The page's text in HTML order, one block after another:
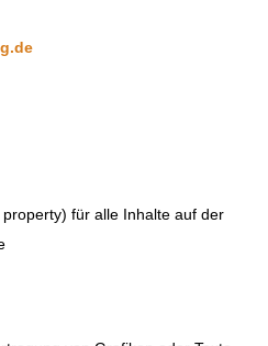
für alle Inhalte auf der